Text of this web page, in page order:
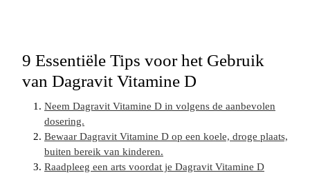
9 Essentiële Tips voor het Gebruik
van Dagravit Vitamine D
Neem Dagravit Vitamine D in volgens de aanbevolen
dosering.
Bewaar Dagravit Vitamine D op een koele, droge plaats,
buiten bereik van kinderen.
Raadpleeg een arts voordat je Dagravit Vitamine D